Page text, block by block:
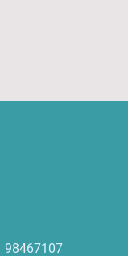
98467107